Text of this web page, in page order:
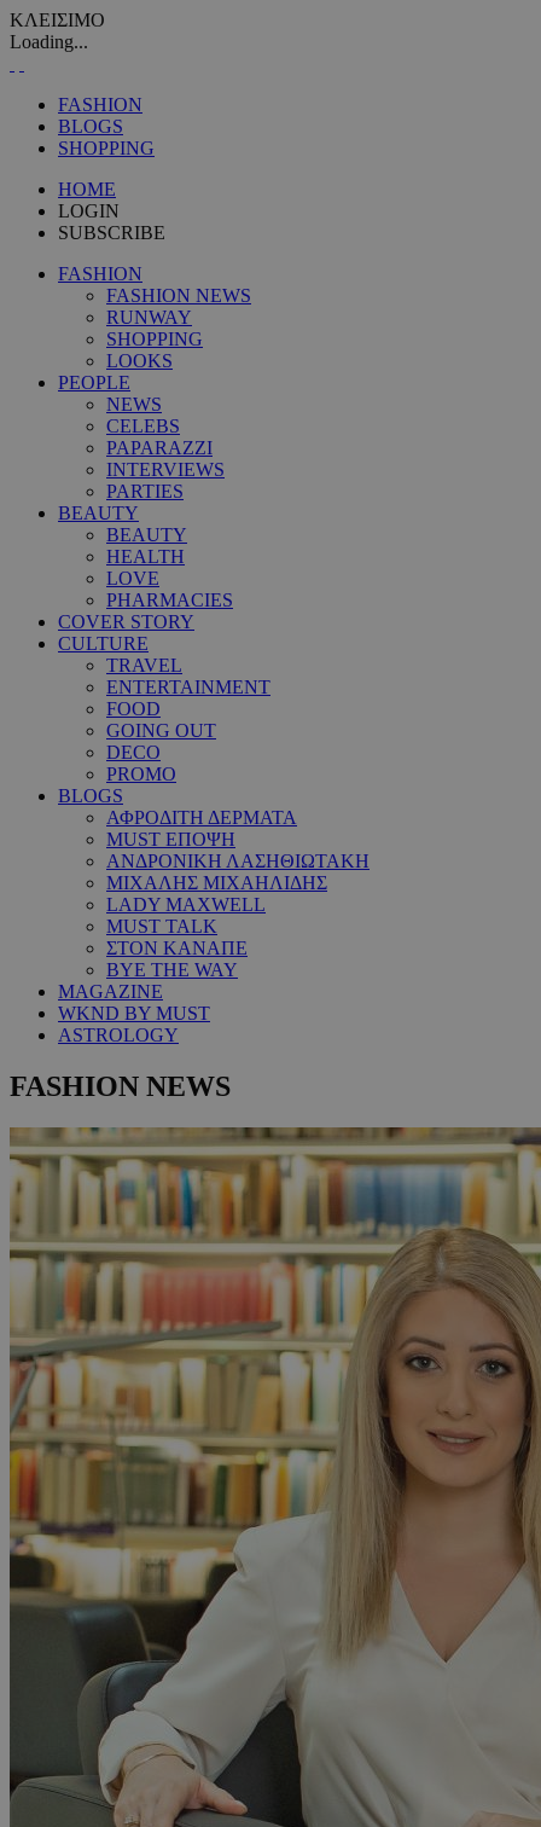
ΚΛΕΙΣΙΜΟ
Loading...
FASHION
BLOGS
SHOPPING
HOME
LOGIN
SUBSCRIBE
FASHION
FASHION NEWS
RUNWAY
SHOPPING
LOOKS
PEOPLE
NEWS
CELEBS
PAPARAZZI
INTERVIEWS
PARTIES
BEAUTY
BEAUTY
HEALTH
LOVE
PHARMACIES
COVER STORY
CULTURE
TRAVEL
ENTERTAINMENT
FOOD
GOING OUT
DECO
PROMO
BLOGS
ΑΦΡΟΔΙΤΗ ΔΕΡΜΑΤΑ
MUST ΕΠΟΨΗ
ΑΝΔΡΟΝΙΚΗ ΛΑΣΗΘΙΩΤΑΚΗ
ΜΙΧΑΛΗΣ ΜΙΧΑΗΛΙΔΗΣ
LADY MAXWELL
MUST TALK
ΣΤΟΝ ΚΑΝΑΠΕ
BYE THE WAY
MAGAZINE
WKND BY MUST
ASTROLOGY
FASHION NEWS